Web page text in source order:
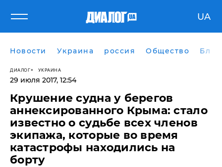
UA
Новости Украина россия Общество
ДИАЛОГ УКРАИНА
29 июля 2017, 12:54
Крушение судна у берегов
аннексированного Крыма: стало
известно о судьбе всех членов
экипажа, которые во время
катастрофы находились на
борту